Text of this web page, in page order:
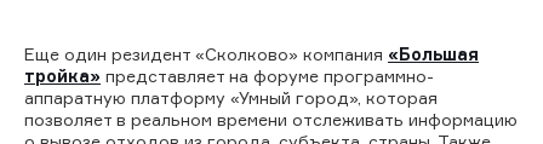
Еще один резидент «Сколково» компания «Большая
тройка» представляет на форуме программно-
аппаратную платформу «Умный город», которая
позволяет в реальном времени отслеживать информацию